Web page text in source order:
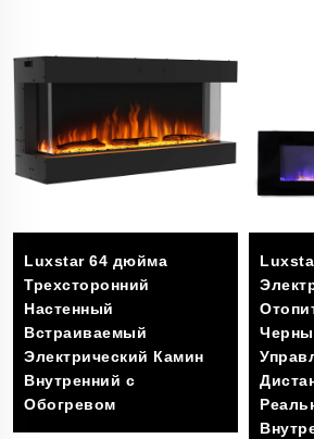
Luxstar 64 дюйма
Трехсторонний
Настенный
Встраиваемый
Электрический Камин
Внутренний с
Обогревом